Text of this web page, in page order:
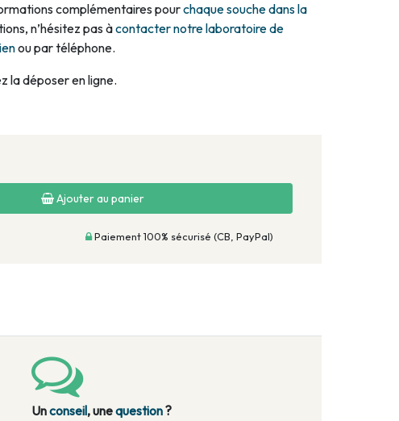
complémentaires pourchaque souche dans la
n’hésitez pas àcontacter notre laboratoire de
ou par téléphone.
la déposer en ligne.
Ajouter au panier
Paiement 100% sécurisé (CB, PayPal)
Unconseil, unequestion?